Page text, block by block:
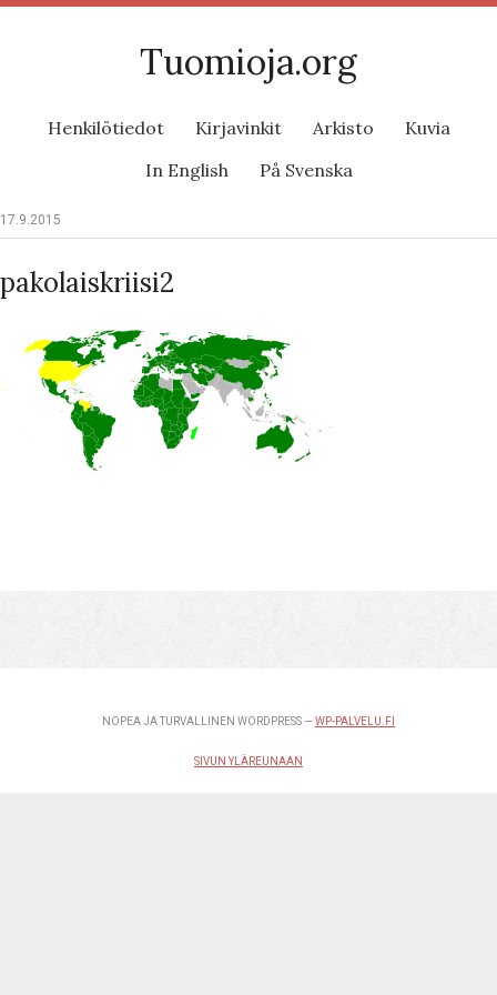
Tuomioja.org
Henkilötiedot Kirjavinkit Arkisto
Kuvia
In English
På Svenska
17.9.2015
pakolaiskriisi2
NOPEA JA TURVALLINEN WORDPRESS — WP-PALVELU.FI
SIVUN YLÄREUNAAN